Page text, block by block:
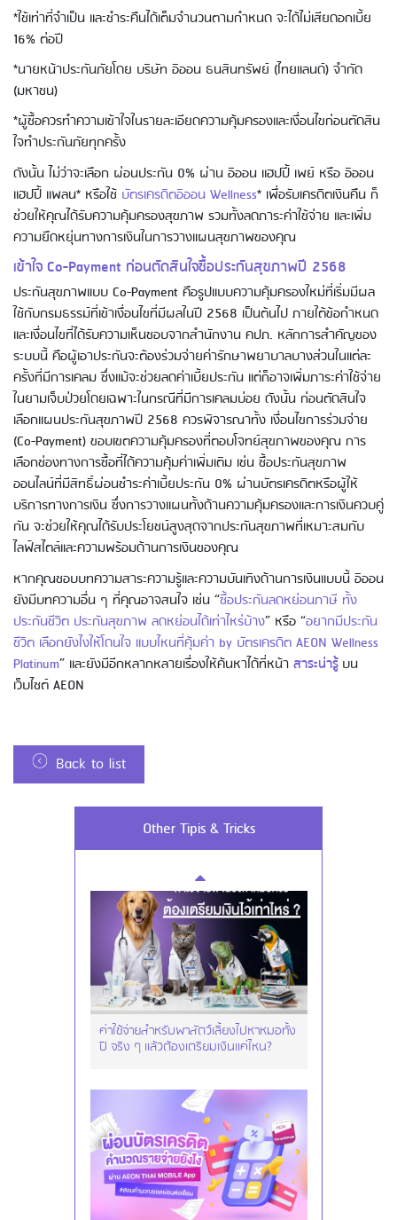
*ใช้เท่าที่จำเป็น และชำระคืนได้เต็มจำนวนตามกำหนด จะได้ไม่เสียดอกเบี้ย
16% ต่อปี
*นายหน้าประกันภัยโดย บริษัท อิออน ธนสินทรัพย์ (ไทยแลนด์) จำกัด
(มหาชน)
*ผู้ซื้อควรทำความเข้าใจในรายละเอียดความคุ้มครองและเงื่อนไขก่อนตัดสิน
ใจทำประกันภัยทุกครั้ง
ดังนั้น ไม่ว่าจะเลือก ผ่อนประกัน 0% ผ่าน อิออน แฮปปี้ เพย์ หรือ อิออน
แฮปปี้ แพลน* หรือใช้ บัตรเครดิตอิออน Wellness* เพื่อรับเครดิตเงินคืน ก็
ช่วยให้คุณได้รับความคุ้มครองสุขภาพ รวมทั้งลดภาระค่าใช้จ่าย และเพิ่ม
ความยืดหยุ่นทางการเงินในการวางแผนสุขภาพของคุณ
เข้าใจ Co-Payment ก่อนตัดสินใจซื้อประกันสุขภาพปี 2568
ประกันสุขภาพแบบ Co-Payment คือรูปแบบความคุ้มครองใหม่ที่เริ่มมีผล
ใช้กับกรมธรรม์ที่เข้าเงื่อนไขที่มีผลในปี 2568 เป็นต้นไป ภายใต้ข้อกำหนด
และเงื่อนไขที่ได้รับความเห็นชอบจากสำนักงาน คปภ. หลักการสำคัญของ
ระบบนี้ คือผู้เอาประกันจะต้องร่วมจ่ายค่ารักษาพยาบาลบางส่วนในแต่ละ
ครั้งที่มีการเคลม ซึ่งแม้จะช่วยลดค่าเบี้ยประกัน แต่ก็อาจเพิ่มภาระค่าใช้จ่าย
ในยามเจ็บป่วยโดยเฉพาะในกรณีที่มีการเคลมบ่อย ดังนั้น ก่อนตัดสินใจ
เลือกแผนประกันสุขภาพปี 2568 ควรพิจารณาทั้ง เงื่อนไขการร่วมจ่าย
(Co-Payment) ขอบเขตความคุ้มครองที่ตอบโจทย์สุขภาพของคุณ การ
เลือกช่องทางการซื้อที่ได้ความคุ้มค่าเพิ่มเติม เช่น ซื้อประกันสุขภาพ
ออนไลน์ที่มีสิทธิ์ผ่อนชำระค่าเบี้ยประกัน 0% ผ่านบัตรเครดิตหรือผู้ให้
บริการทางการเงิน ซึ่งการวางแผนทั้งด้านความคุ้มครองและการเงินควบคู่
กัน จะช่วยให้คุณได้รับประโยชน์สูงสุดจากประกันสุขภาพที่เหมาะสมกับ
ไลฟ์สไตล์และความพร้อมด้านการเงินของคุณ
หากคุณชอบบทความสาระความรู้และความบันเทิงด้านการเงินแบบนี้ อิออน
ยังมีบทความอื่น ๆ ที่คุณอาจสนใจ เช่น “ซื้อประกันลดหย่อนภาษี ทั้ง
ประกันชีวิต ประกันสุขภาพ ลดหย่อนได้เท่าไหร่บ้าง” หรือ “อยากมีประกัน
ชีวิต เลือกยังไงให้โดนใจ แบบไหนที่คุ้มค่า by บัตรเครดิต AEON Wellness
Platinum” และยังมีอีกหลากหลายเรื่องให้ค้นหาได้ที่หน้า สาระน่ารู้ บน
เว็บไซต์ AEON
Back to list
Other Tipis & Tricks
Using AEON Cards - Shopping (Abroad)
Using AEON Cards - Shopping (Online)
Using AEON Cards - Cashing / Advanced
Cash Withdrawal
Using AEON Cards - Using your Card
ค่าใช้จ่ายสำหรับพาสัตว์เลี้ยงไปหาหมอทั้ง
ปี จริง ๆ แล้วต้องเตรียมเงินแค่ไหน?